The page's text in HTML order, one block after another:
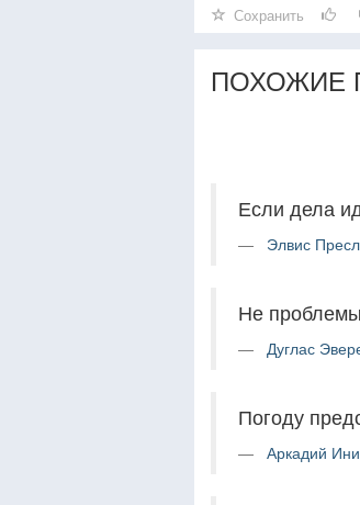
Сохранить
ПОХОЖИЕ
Если дела
Элвис
Не
Дуглас
Погоду
Аркадий